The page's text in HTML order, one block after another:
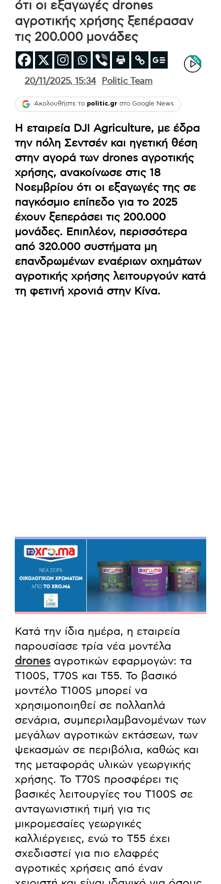
ότι οι εξαγωγές drones
αγροτικής χρήσης ξεπέρασαν
τις 200.000 μονάδες
20/11/2025, 15:34 Politic Team
Ακολουθήστε το politic.gr στο Google News
Η εταιρεία DJI Agriculture, με έδρα
την πόλη Σεντσέν και ηγετική θέση
στην αγορά των drones αγροτικής
χρήσης, ανακοίνωσε στις 18
Νοεμβρίου ότι οι εξαγωγές της σε
παγκόσμιο επίπεδο για το 2025
έχουν ξεπεράσει τις 200.000
μονάδες. Επιπλέον, περισσότερα
από 320.000 συστήματα μη
επανδρωμένων εναέριων οχημάτων
αγροτικής χρήσης λειτουργούν κατά
τη φετινή χρονιά στην Κίνα.
Κατά την ίδια ημέρα, η εταιρεία
παρουσίασε τρία νέα μοντέλα
drones αγροτικών εφαρμογών: τα
T100S, T70S και T55. Το βασικό
μοντέλο T100S μπορεί να
χρησιμοποιηθεί σε πολλαπλά
σενάρια, συμπεριλαμβανομένων των
μεγάλων αγροτικών εκτάσεων, των
ψεκασμών σε περιβόλια, καθώς και
της μεταφοράς υλικών γεωργικής
χρήσης. Το T70S προσφέρει τις
βασικές λειτουργίες του T100S σε
ανταγωνιστική τιμή για τις
μικρομεσαίες γεωργικές
καλλιέργειες, ενώ το T55 έχει
σχεδιαστεί για πιο ελαφρές
αγροτικές χρήσεις από έναν